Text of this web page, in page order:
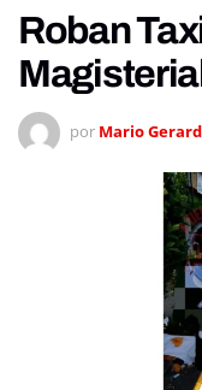
Roban
Magisterial
por Mario